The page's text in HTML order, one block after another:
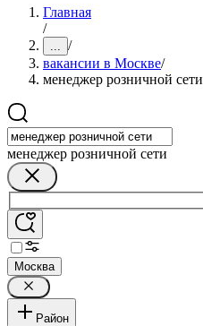
Главная
/
... /
вакансии в Москве/
менеджер розничной сети
менеджер розничной сети
Москва
Район